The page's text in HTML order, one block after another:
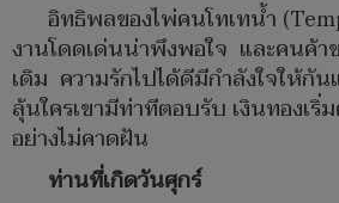
อิทธิพลของไพ่คนโทเทน้ำ
งานโดดเด่นน่าพึงพอใจ และคนค้า
เดิม ความรักไปได้ดีมีกำลังใจให้กั
ลุ้นใครเขามีท่าทีตอบรับ เงินทองเริ่
อย่างไม่คาดฝัน
ท่านที่เกิดวันศุกร์